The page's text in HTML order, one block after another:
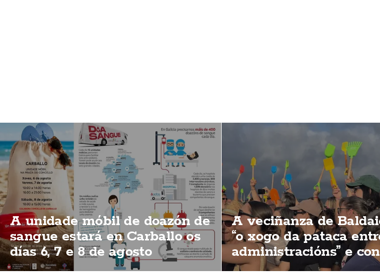
A unidade móbil de doazón de
sangue estará en Carballo os
días 6, 7 e 8 de agosto
A veciñanza de
“o xogo da pataca
administracións” e
unha nova